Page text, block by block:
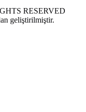
RESERVED
geliştirilmiştir.